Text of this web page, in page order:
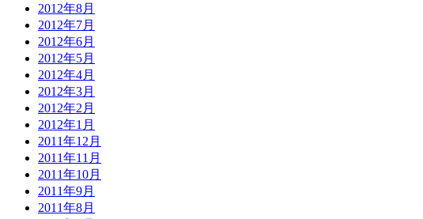
2012年8月
2012年7月
2012年6月
2012年5月
2012年4月
2012年3月
2012年2月
2012年1月
2011年12月
2011年11月
2011年10月
2011年9月
2011年8月